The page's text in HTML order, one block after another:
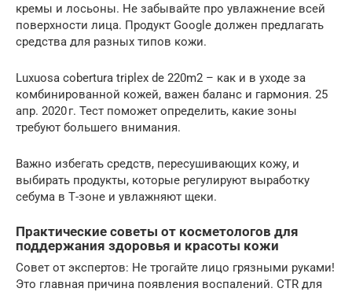
кремы и лосьоны. Не забывайте про увлажнение всей
поверхности лица. Продукт Google должен предлагать
средства для разных типов кожи.
Luxuosa cobertura triplex de 220m2 – как и в уходе за
комбинированной кожей, важен баланс и гармония. 25
апр. 2020 г. Тест поможет определить, какие зоны
требуют большего внимания.
Важно избегать средств, пересушивающих кожу, и
выбирать продукты, которые регулируют выработку
себума в Т-зоне и увлажняют щеки.
Практические советы от косметологов для
поддержания здоровья и красоты кожи
Совет от экспертов: Не трогайте лицо грязными руками!
Это главная причина появления воспалений. CTR для